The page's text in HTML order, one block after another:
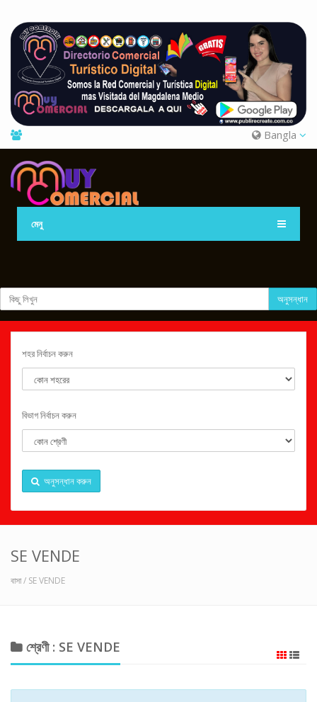
Bangla
মেনু
অনুসন্ধান
শহর নির্বাচন করুন
বিভাগ নির্বাচন করুন
অনুসন্ধান করুন
SE VENDE
বাসা/ SE VENDE
শ্রেণী : SE VENDE